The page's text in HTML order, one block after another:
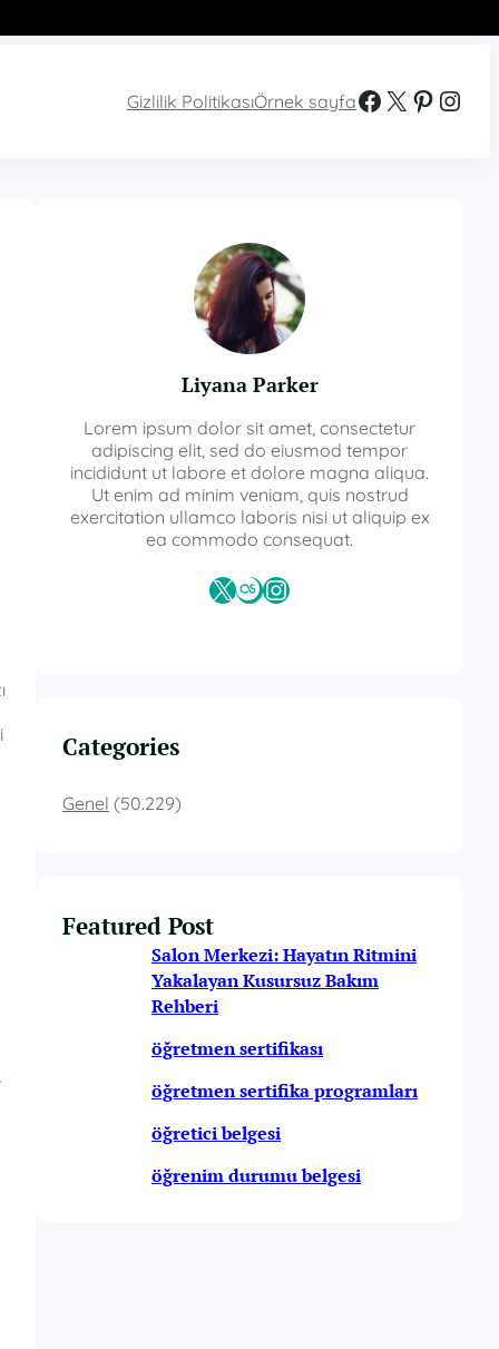
Gizlilik PolitikasıÖrnek sayfaFacebook X Pinterest Instagram
Liyana Parker
Lorem ipsum dolor sit amet, consectetur
adipiscing elit, sed do eiusmod tempor
incididunt ut labore et dolore magna aliqua.
Ut enim ad minim veniam, quis nostrud
exercitation ullamco laboris nisi ut aliquip ex
ea commodo consequat.
X Last.fmInstagram
Categories
Genel (50.229)
Featured Post
Salon Merkezi: Hayatın Ritmini
Yakalayan Kusursuz Bakım
Rehberi
öğretmen sertifikası
öğretmen sertifika programları
öğretici belgesi
öğrenim durumu belgesi